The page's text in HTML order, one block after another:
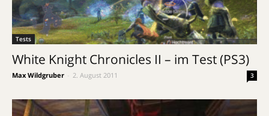
Tests
White Knight Chronicles II – im Test (PS3)
Max Wildgruber 2. August 2011 3